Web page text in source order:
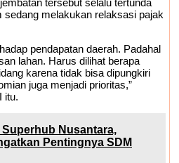
tersebut selalu tertunda
sedang melakukan relaksasi pajak
pendapatan daerah. Padahal
lahan. Harus dilihat berapa
karena tidak bisa dipungkiri
juga menjadi prioritas,”
itu.
Superhub Nusantara,
Pentingnya SDM